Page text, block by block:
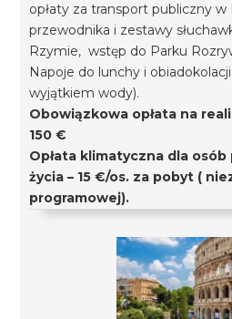
opłaty za transport publiczny w
przewodnika i zestawy
Rzymie, wstęp do Parku
Napoje do lunchy i
wyjątkiem wody).
Obowiązkowa opłata na
150 €
Opłata klimatyczna dla osób
życia – 15 €/os. za pobyt (
programowej).